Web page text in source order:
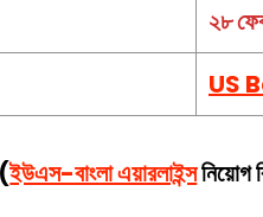
২৮
US
ইউএস-বাংলা এয়ারলাইন্সনিয়োগ